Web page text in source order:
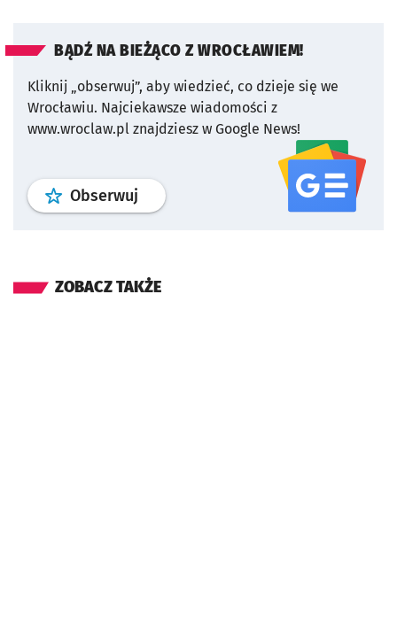
BĄDŹ NA BIEŻĄCO Z WROCŁAWIEM!
Kliknij „obserwuj”, aby wiedzieć, co dzieje się we
Wrocławiu. Najciekawsze wiadomości z
www.wroclaw.pl znajdziesz w Google News!
Obserwuj profil serwisu
ZOBACZ TAKŻE